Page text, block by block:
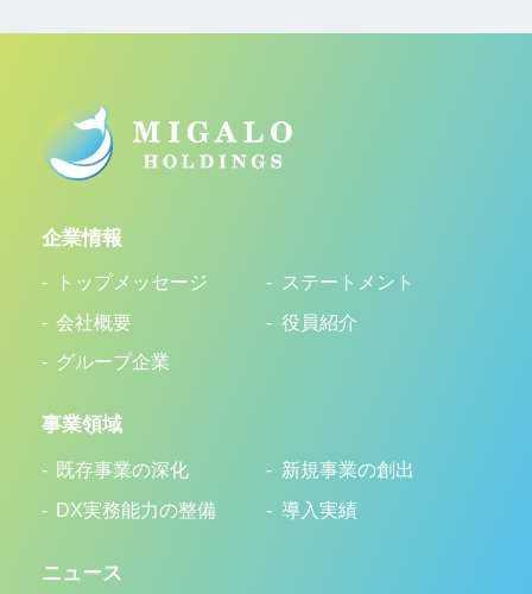
企業情報
トップメッセージ
ステートメント
会社概要
役員紹介
グループ企業
事業領域
既存事業の深化
新規事業の創出
DX実務能力の整備
導入実績
ニュース